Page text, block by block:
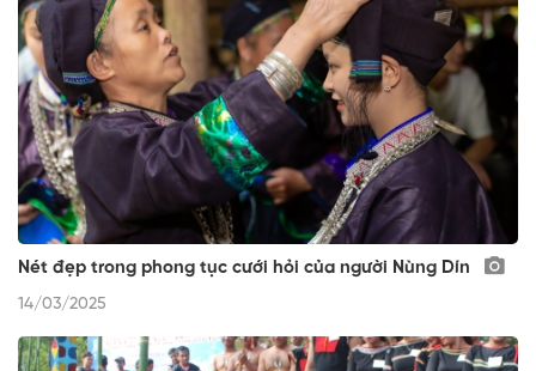
Nét đẹp trong phong tục cưới hỏi của người Nùng Dín
14/03/2025